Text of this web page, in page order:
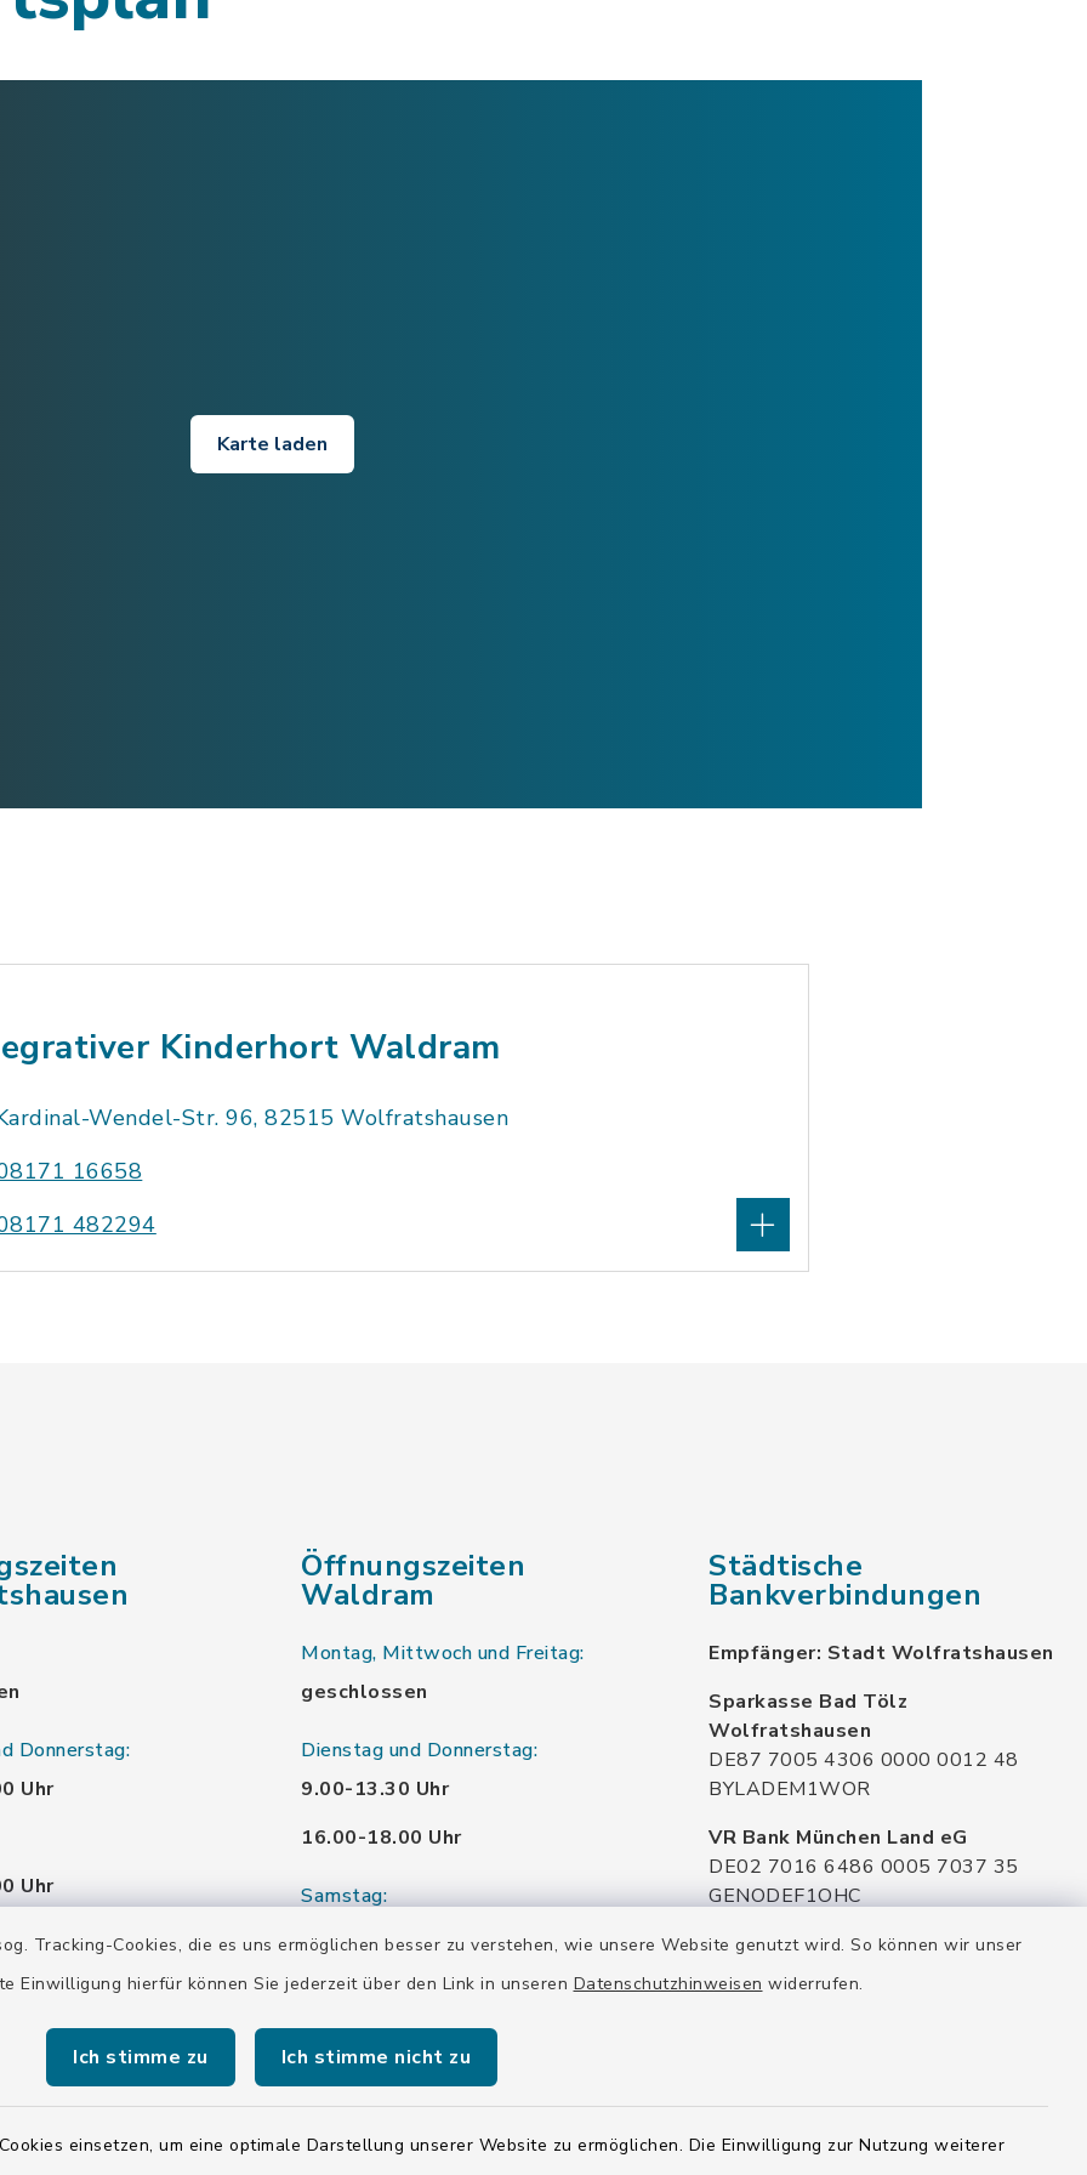
Tracking-Cookies, die es uns ermöglichen besser zu verstehen, wie unsere Website genutzt wird. So können wir unser
Einwilligung hierfür können Sie jederzeit über den Link in unseren Datenschutzhinweisen widerrufen.
Ich stimme zu Ich stimme nicht zu
einsetzen, um eine optimale Darstellung unserer Website zu ermöglichen. Die Einwilligung zur Nutzung weiterer
Karte laden
Kinderhort Waldram
Wendel-Str. 96, 82515 Wolfratshausen
16658
482294
Donnerstag:
Uhr
Uhr
Uhr
Uhr
Öffnungszeiten
Waldram
Montag, Mittwoch und Freitag:
geschlossen
Dienstag und Donnerstag:
9.00-13.30 Uhr
16.00-18.00 Uhr
Samstag:
10.00-12.00 Uhr
Städtische
Bankverbindungen
Empfänger: Stadt Wolfratshausen
Sparkasse Bad Tölz
Wolfratshausen
DE87 7005 4306 0000 0012 48
BYLADEM1WOR
VR Bank München Land eG
DE02 7016 6486 0005 7037 35
GENODEF1OHC
Raiffeisenbank Isar Loisachtal eG
DE92 7016 9543 0001 0005 00
HYVEDEMMXXX